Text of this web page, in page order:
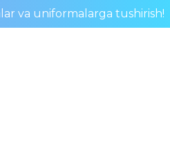
va uniformalarga tushirish!